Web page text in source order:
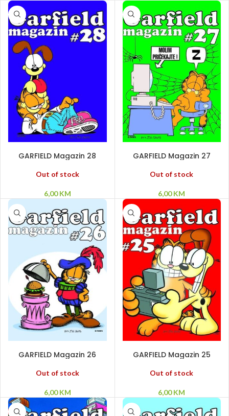
GARFIELD Magazin 28
Out of stock
6,00KM
GARFIELD Magazin 27
Out of stock
6,00KM
GARFIELD Magazin 26
Out of stock
6,00KM
GARFIELD Magazin 25
Out of stock
6,00KM